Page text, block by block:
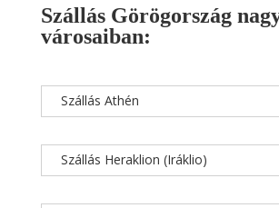
Szállás Görögország
városaiban:
Szállás Athén
Szállás Heraklion (Iráklio)